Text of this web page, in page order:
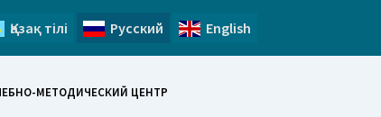
Қазақ тілі Русский English
МЕТОДИЧЕСКИЙ ЦЕНТР